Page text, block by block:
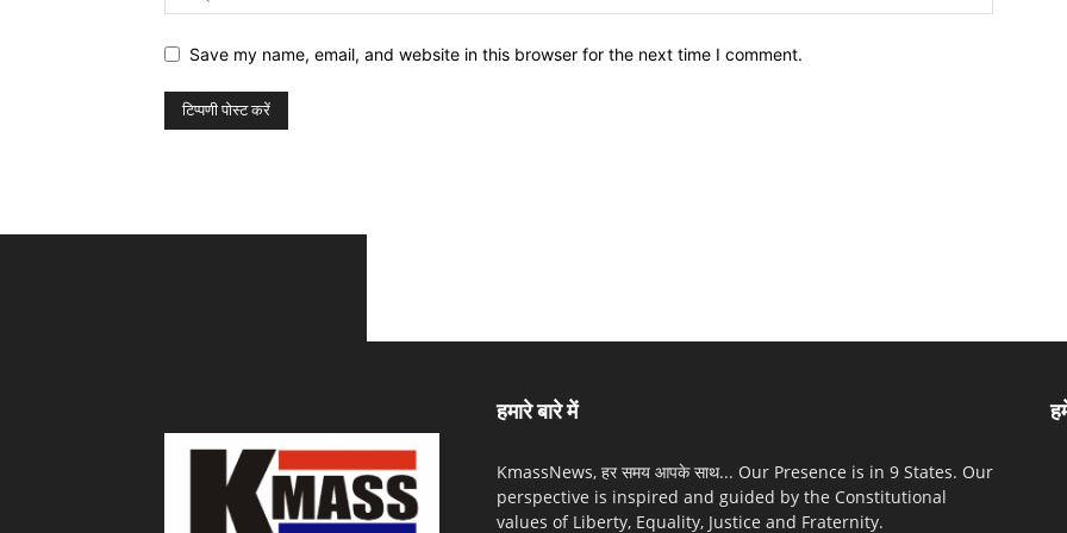
Save my name, email, and website in this browser for the next time I comment.
हमारे बारे में
KmassNews, हर समय आपके साथ... Our Presence is in 9 States. Our
perspective is inspired and guided by the Constitutional
values of Liberty, Equality, Justice and Fraternity.